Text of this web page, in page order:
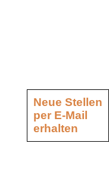
Neue Stellen
per E-Mail
erhalten